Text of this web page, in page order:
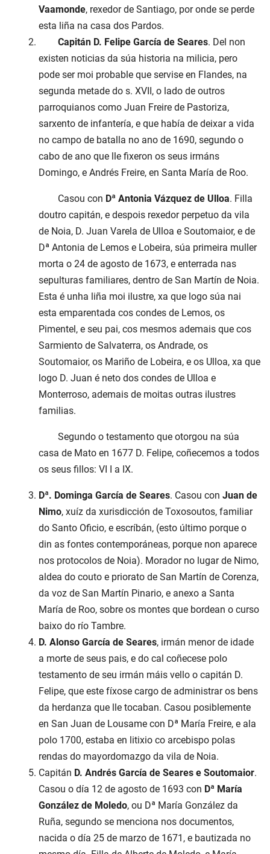
Vaamonde, rexedor de Santiago, por onde se perde
esta liña na casa dos Pardos.
Capitán D. Felipe García de Seares. Del non
existen noticias da súa historia na milicia, pero
pode ser moi probable que servise en Flandes, na
segunda metade do s. XVII, o lado de outros
parroquianos como Juan Freire de Pastoriza,
sarxento de infantería, e que había de deixar a vida
no campo de batalla no ano de 1690, segundo o
cabo de ano que lle fixeron os seus irmáns
Domingo, e Andrés Freire, en Santa María de Roo.
Casou con Dª Antonia Vázquez de Ulloa. Filla
doutro capitán, e despois rexedor perpetuo da vila
de Noia, D. Juan Varela de Ulloa e Soutomaior, e de
Dª Antonia de Lemos e Lobeira, súa primeira muller
morta o 24 de agosto de 1673, e enterrada nas
sepulturas familiares, dentro de San Martín de Noia.
Esta é unha liña moi ilustre, xa que logo súa nai
esta emparentada cos condes de Lemos, os
Pimentel, e seu pai, cos mesmos ademais que cos
Sarmiento de Salvaterra, os Andrade, os
Soutomaior, os Mariño de Lobeira, e os Ulloa, xa que
logo D. Juan é neto dos condes de Ulloa e
Monterroso, ademais de moitas outras ilustres
familias.
Segundo o testamento que otorgou na súa
casa de Mato en 1677 D. Felipe, coñecemos a todos
os seus fillos: VI I a IX.
Dª. Dominga García de Seares. Casou con Juan de
Nimo, xuíz da xurisdicción de Toxosoutos, familiar
do Santo Oficio, e escríbán, (esto último porque o
din as fontes contemporáneas, porque non aparece
nos protocolos de Noia). Morador no lugar de Nimo,
aldea do couto e priorato de San Martín de Corenza,
da voz de San Martín Pinario, e anexo a Santa
María de Roo, sobre os montes que bordean o curso
baixo do río Tambre.
D. Alonso García de Seares, irmán menor de idade
a morte de seus pais, e do cal coñecese polo
testamento de seu irmán máis vello o capitán D.
Felipe, que este fíxose cargo de administrar os bens
da herdanza que lle tocaban. Casou posiblemente
en San Juan de Lousame con Dª María Freire, e ala
polo 1700, estaba en litixio co arcebispo polas
rendas do mayordomazgo da vila de Noia.
Capitán D. Andrés García de Seares e Soutomaior.
Casou o día 12 de agosto de 1693 con Dª María
González de Moledo, ou Dª María González da
Ruña, segundo se menciona nos documentos,
nacida o día 25 de marzo de 1671, e bautizada no